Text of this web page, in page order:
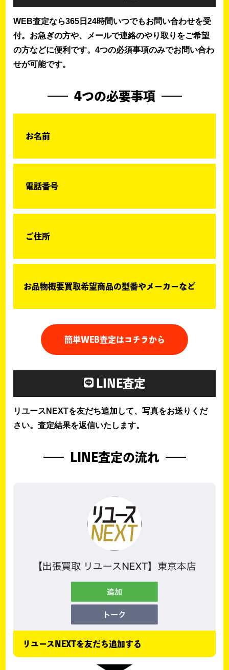
WEB査定なら365日24時間いつでもお問い合わせを受
付。お急ぎの方や、メールで連絡のやり取りをご希望
の方などに便利です。4つの必須事項のみでお問い合わ
せが可能です。
4つの必要事項
お名前
電話番号
ご住所
お品物概要買取希望商品の型番やメーカーなど
簡単WEB査定はコチラから
LINE査定
リユースNEXTを友だち追加して、写真をお送りくだ
さい。査定結果を返信いたします。
LINE査定の流れ
リユースNEXTを友だち追加する